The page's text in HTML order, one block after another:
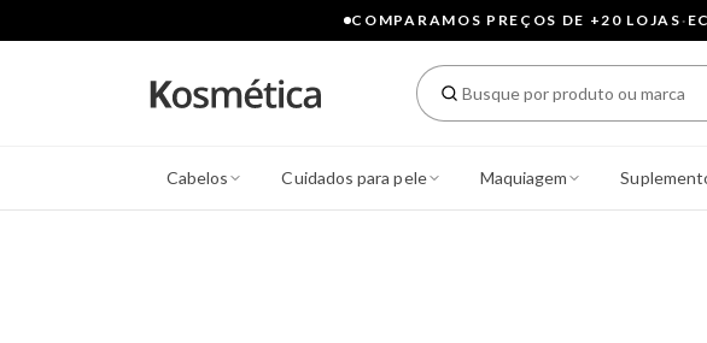
COMPARAMOS PREÇOS DE +20 LOJAS·
Cabelos Cuidados para pele Maquiagem